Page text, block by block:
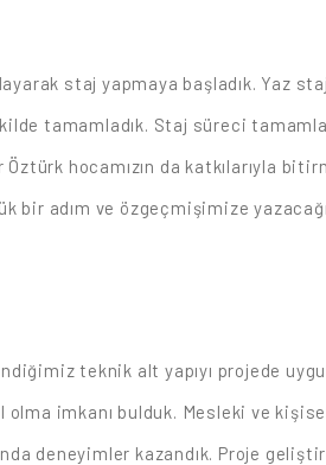
staj yapmaya başladık. Yaz
tamamladık. Staj süreci
hocamızın da katkılarıyla
bir adım ve özgeçmişimize
teknik alt yapıyı projede
imkanı bulduk. Mesleki ve
deneyimler kazandık. Proje